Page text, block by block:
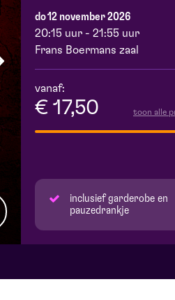
do 12 november 2026
20:15 uur - 21:55 uur
Frans Boermans zaal
vanaf:
€ 17,50 toon alle
inclusief garderobe en
pauzedrankje